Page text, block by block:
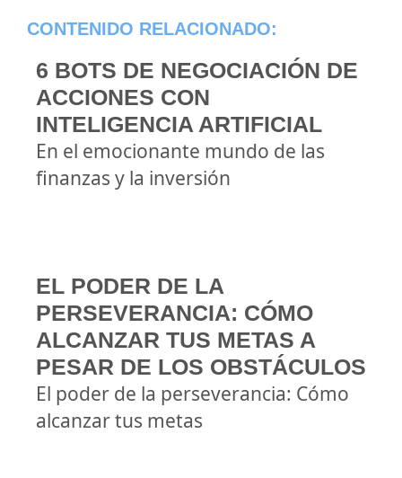
CONTENIDO RELACIONADO:
6 BOTS DE NEGOCIACIÓN DE
ACCIONES CON
INTELIGENCIA ARTIFICIAL
En el emocionante mundo de las
finanzas y la inversión
EL PODER DE LA
PERSEVERANCIA: CÓMO
ALCANZAR TUS METAS A
PESAR DE LOS OBSTÁCULOS
El poder de la perseverancia: Cómo
alcanzar tus metas